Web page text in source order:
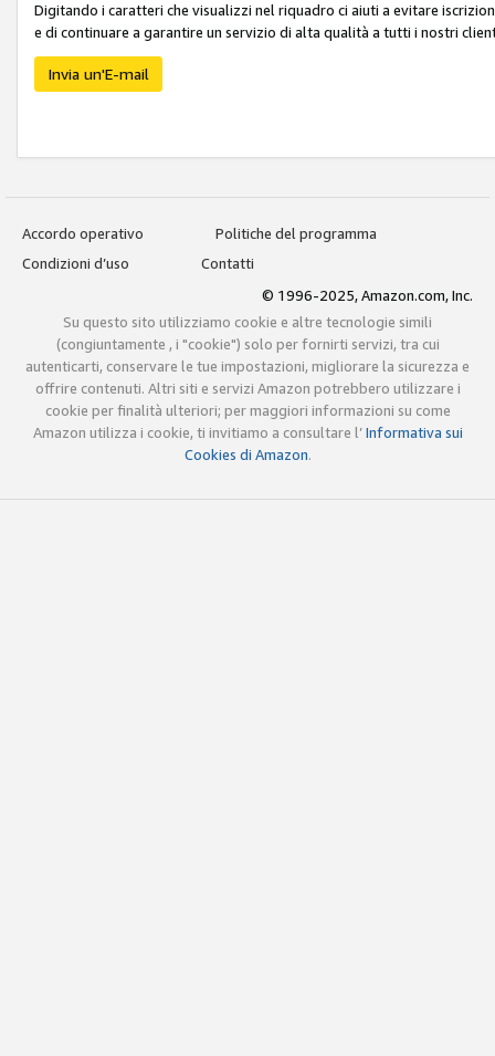
Digitando i caratteri che visualizzi nel riquadro ci aiuti a evitare
e di continuare a garantire un servizio di alta qualità a tutti i nostri
Invia un'E-mail
Accordo operativo
Politiche del programma
Condizioni d’uso
Contatti
© 1996-2025, Amazon.com, Inc.
Su questo sito utilizziamo cookie e altre tecnologie simili
(congiuntamente , i "cookie") solo per fornirti servizi, tra cui
autenticarti, conservare le tue impostazioni, migliorare la sicurezza e
offrire contenuti. Altri siti e servizi Amazon potrebbero utilizzare i
cookie per finalità ulteriori; per maggiori informazioni su come
Amazon utilizza i cookie, ti invitiamo a consultare l’Informativa sui
Cookies di Amazon.